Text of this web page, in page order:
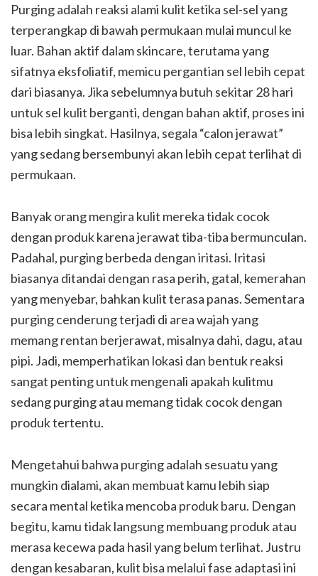
Purging adalah reaksi alami kulit ketika sel-sel yang
terperangkap di bawah permukaan mulai muncul ke
luar. Bahan aktif dalam skincare, terutama yang
sifatnya eksfoliatif, memicu pergantian sel lebih cepat
dari biasanya. Jika sebelumnya butuh sekitar 28 hari
untuk sel kulit berganti, dengan bahan aktif, proses ini
bisa lebih singkat. Hasilnya, segala “calon jerawat”
yang sedang bersembunyi akan lebih cepat terlihat di
permukaan.
Banyak orang mengira kulit mereka tidak cocok
dengan produk karena jerawat tiba-tiba bermunculan.
Padahal, purging berbeda dengan iritasi. Iritasi
biasanya ditandai dengan rasa perih, gatal, kemerahan
yang menyebar, bahkan kulit terasa panas. Sementara
purging cenderung terjadi di area wajah yang
memang rentan berjerawat, misalnya dahi, dagu, atau
pipi. Jadi, memperhatikan lokasi dan bentuk reaksi
sangat penting untuk mengenali apakah kulitmu
sedang purging atau memang tidak cocok dengan
produk tertentu.
Mengetahui bahwa purging adalah sesuatu yang
mungkin dialami, akan membuat kamu lebih siap
secara mental ketika mencoba produk baru. Dengan
begitu, kamu tidak langsung membuang produk atau
merasa kecewa pada hasil yang belum terlihat. Justru
dengan kesabaran, kulit bisa melalui fase adaptasi ini